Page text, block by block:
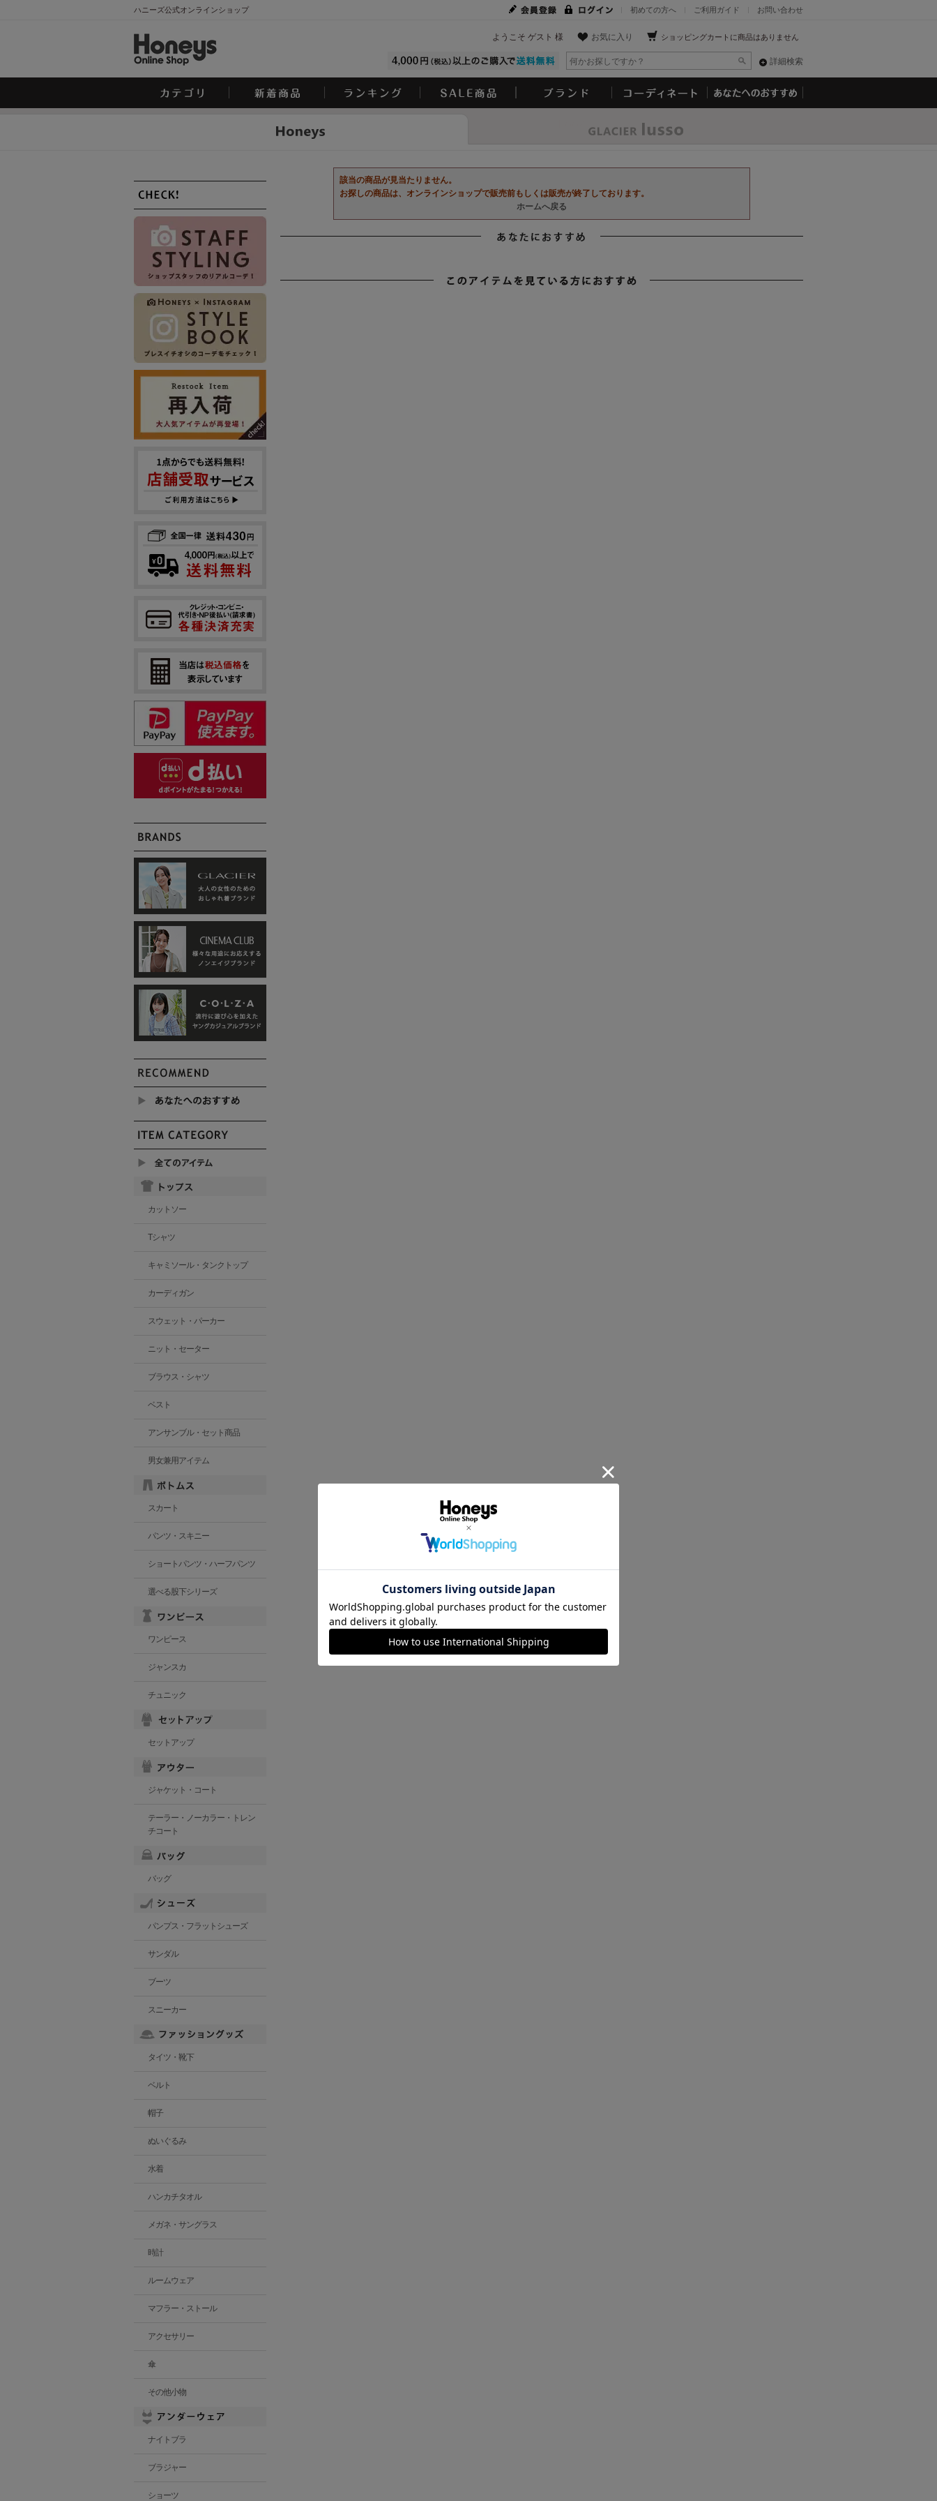
ハニーズ公式オンラインショップ お問い合わせ
ご利用ガイド
初めての方へ
ショッピングカートに商品はありません
お気に入り
ようこそ ゲスト 様
詳細検索
該当の商品が見当たりません。
お探しの商品は、オンラインショップで販売前もしくは販売が終了しております。
ホームへ戻る
カットソー
Tシャツ
キャミソール・タンクトップ
カーディガン
スウェット・パーカー
ニット・セーター
ブラウス・シャツ
ベスト
アンサンブル・セット商品
男女兼用アイテム
スカート
パンツ・スキニー
ショートパンツ・ハーフパンツ
選べる股下シリーズ
ワンピース
ジャンスカ
チュニック
セットアップ
ジャケット・コート
テーラー・ノーカラー・トレン
チコート
バッグ
パンプス・フラットシューズ
サンダル
ブーツ
スニーカー
タイツ・靴下
ベルト
帽子
ぬいぐるみ
水着
ハンカチタオル
メガネ・サングラス
時計
ルームウェア
マフラー・ストール
アクセサリー
傘
その他小物
ナイトブラ
ブラジャー
ショーツ